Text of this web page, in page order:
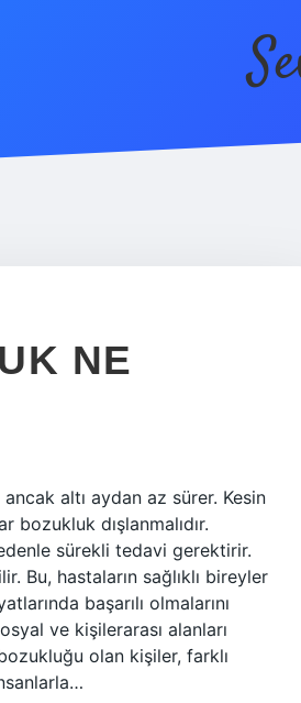
NE
altı aydan az sürer. Kesin
dışlanmalıdır.
sürekli tedavi gerektirir.
Bu, hastaların sağlıklı bireyler
başarılı olmalarını
ve kişilerarası alanları
olan kişiler, farklı